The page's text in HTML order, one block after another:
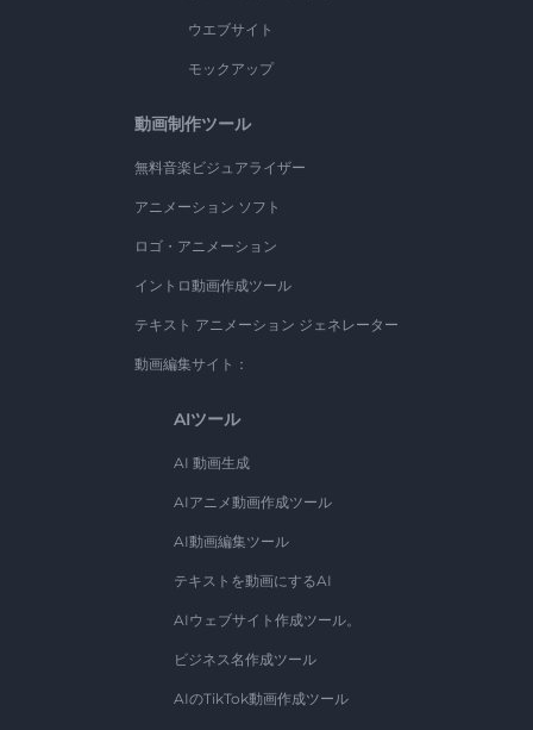
ウエブサイト
モックアップ
動画制作ツール
無料音楽ビジュアライザー
アニメーション ソフト
ロゴ・アニメーション
イントロ動画作成ツール
テキスト アニメーション ジェネレーター
動画編集サイト：
AIツール
AI 動画生成
AIアニメ動画作成ツール
AI動画編集ツール
テキストを動画にするAI
AIウェブサイト作成ツール。
ビジネス名作成ツール
AIのTikTok動画作成ツール